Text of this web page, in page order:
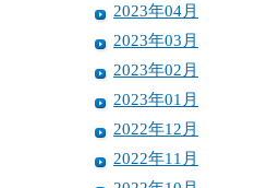
2023年04月
2023年03月
2023年02月
2023年01月
2022年12月
2022年11月